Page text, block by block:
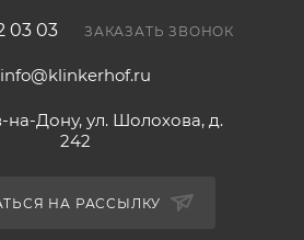
03 03 ЗАКАЗАТЬ ЗВОНОК
info@klinkerhof.ru
на-Дону, ул. Шолохова, д.
242
НА РАССЫЛКУ